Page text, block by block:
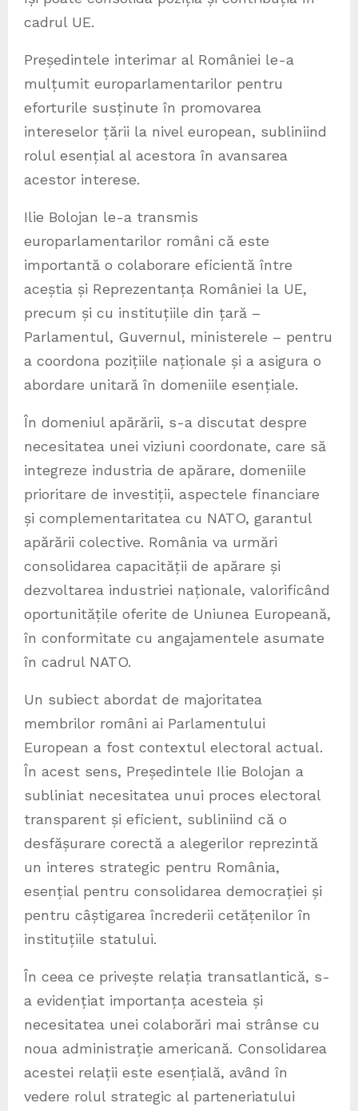
cadrul UE.
Președintele interimar al României le-a
mulțumit europarlamentarilor pentru
eforturile susținute în promovarea
intereselor țării la nivel european, subliniind
rolul esențial al acestora în avansarea
acestor interese.
Ilie Bolojan le-a transmis
europarlamentarilor români că este
importantă o colaborare eficientă între
aceștia și Reprezentanța României la UE,
precum și cu instituțiile din țară –
Parlamentul, Guvernul, ministerele – pentru
a coordona pozițiile naționale și a asigura o
abordare unitară în domeniile esențiale.
În domeniul apărării, s-a discutat despre
necesitatea unei viziuni coordonate, care să
integreze industria de apărare, domeniile
prioritare de investiții, aspectele financiare
și complementaritatea cu NATO, garantul
apărării colective. România va urmări
consolidarea capacității de apărare și
dezvoltarea industriei naționale, valorificând
oportunitățile oferite de Uniunea Europeană,
în conformitate cu angajamentele asumate
în cadrul NATO.
Un subiect abordat de majoritatea
membrilor români ai Parlamentului
European a fost contextul electoral actual.
În acest sens, Președintele Ilie Bolojan a
subliniat necesitatea unui proces electoral
transparent și eficient, subliniind că o
desfășurare corectă a alegerilor reprezintă
un interes strategic pentru România,
esențial pentru consolidarea democrației și
pentru câștigarea încrederii cetățenilor în
instituțiile statului.
În ceea ce privește relația transatlantică, s-
a evidențiat importanța acesteia și
necesitatea unei colaborări mai strânse cu
noua administrație americană. Consolidarea
acestei relații este esențială, având în
vedere rolul strategic al parteneriatului